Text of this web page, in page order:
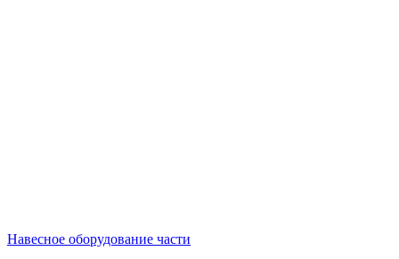
Навесное оборудование части